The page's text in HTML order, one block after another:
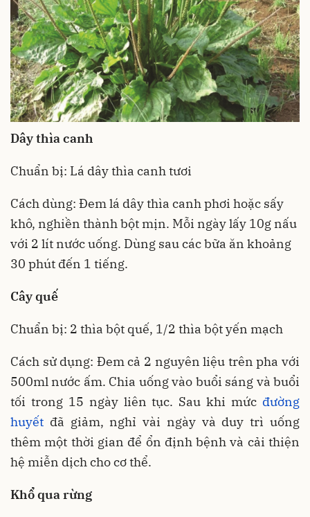
Dây thìa canh
Chuẩn bị: Lá dây thìa canh tươi
Cách dùng: Đem lá dây thìa canh phơi hoặc sấy
khô, nghiền thành bột mịn. Mỗi ngày lấy 10g nấu
với 2 lít nước uống. Dùng sau các bữa ăn khoảng
30 phút đến 1 tiếng.
Cây quế
Chuẩn bị: 2 thìa bột quế, 1/2 thìa bột yến mạch
Cách sử dụng: Đem cả 2 nguyên liệu trên pha với
500ml nước ấm. Chia uống vào buổi sáng và buổi
tối trong 15 ngày liên tục. Sau khi mức đường
huyết đã giảm, nghỉ vài ngày và duy trì uống
thêm một thời gian để ổn định bệnh và cải thiện
hệ miễn dịch cho cơ thể.
Khổ qua rừng